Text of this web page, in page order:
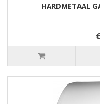
HARDMETAAL